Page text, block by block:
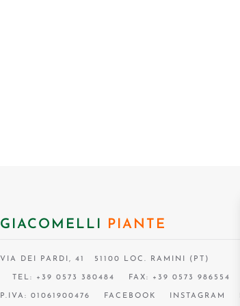
GIACOMELLI PIANTE
VIA DEI PARDI, 41 51100 LOC. RAMINI (PT)
TEL: +39 0573 380484 FAX: +39 0573 986554
P.IVA: 01061900476 FACEBOOK INSTAGRAM